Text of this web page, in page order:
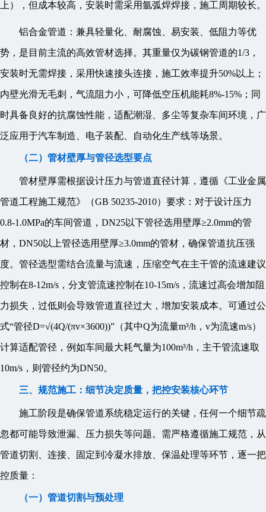
上），但成本较高，安装时需采用氩弧焊焊接，施工周期较长。
铝合金管道：兼具轻量化、耐腐蚀、易安装、低阻力等优
势，是目前主流的高效管材选择。其重量仅为碳钢管道的1/3，
安装时无需焊接，采用快速接头连接，施工效率提升50%以上；
内壁光滑无毛刺，气流阻力小，可降低空压机能耗8%-15%；同
时具备良好的抗腐蚀性能，适配潮湿、多尘等复杂车间环境，广
泛应用于汽车制造、电子装配、自动化生产线等场景。
（二）管材壁厚与管径选型要点
管材壁厚需根据设计压力与管道直径计算，遵循《工业金属
管道工程施工规范》（GB 50235-2010）要求：对于设计压力
0.8-1.0MPa的车间管道，DN25以下管径选用壁厚≥2.0mm的管
材，DN50以上管径选用壁厚≥3.0mm的管材，确保管道抗压强
度。管径选型需结合流量与流速，压缩空气在主干管的流速建议
控制在8-12m/s，分支管流速控制在10-15m/s，流速过高会增加阻
力损失，过低则会导致管道直径过大，增加安装成本。可通过公
式“管径D=√(4Q/(πv×3600))”（其中Q为流量m³/h，v为流速m/s）
计算适配管径，例如车间最大耗气量为100m³/h，主干管流速取
10m/s，则管径约为DN50。
三、规范施工：细节决定质量，把控安装核心环节
施工阶段是确保管道系统稳定运行的关键，任何一个细节疏
忽都可能导致泄漏、压力损失等问题。需严格遵循施工规范，从
管道切割、连接、固定到冷凝水排放、保温处理等环节，逐一把
控质量：
（一）管道切割与预处理